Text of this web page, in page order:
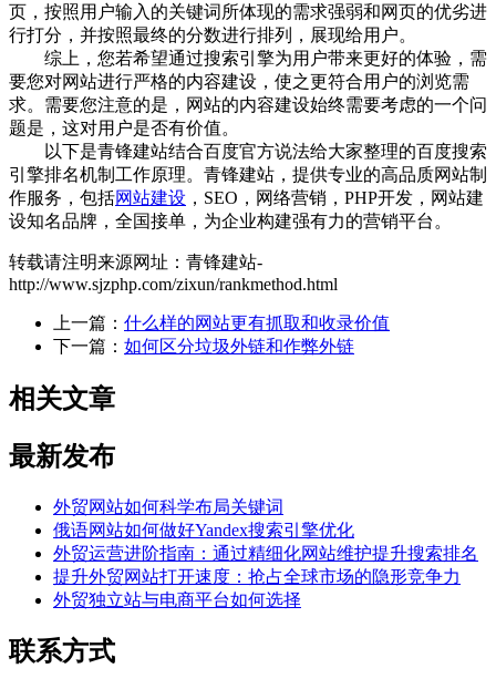
页，按照用户输入的关键词所体现的需求强弱和网页的优劣进
行打分，并按照最终的分数进行排列，展现给用户。
综上，您若希望通过搜索引擎为用户带来更好的体验，需
要您对网站进行严格的内容建设，使之更符合用户的浏览需
求。需要您注意的是，网站的内容建设始终需要考虑的一个问
题是，这对用户是否有价值。
以下是青锋建站结合百度官方说法给大家整理的百度搜索
引擎排名机制工作原理。青锋建站，提供专业的高品质网站制
作服务，包括网站建设 ，SEO，网络营销，PHP开发，网站建
设知名品牌，全国接单，为企业构建强有力的营销平台。
转载请注明来源网址：青锋建站-
http://www.sjzphp.com/zixun/rankmethod.html
上一篇： 什么样的网站更有抓取和收录价值
下一篇： 如何区分垃圾外链和作弊外链
相关文章
最新发布
外贸网站如何科学布局关键词
俄语网站如何做好Yandex搜索引擎优化
外贸运营进阶指南：通过精细化网站维护提升搜索排名
提升外贸网站打开速度：抢占全球市场的隐形竞争力
外贸独立站与电商平台如何选择
联系方式